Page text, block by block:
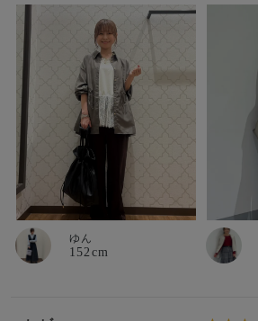
ゆん
152cm